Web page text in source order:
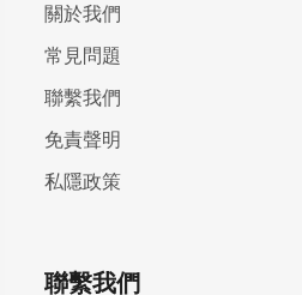
關於我們
常見問題
聯繫我們
免責聲明
私隱政策
聯繫我們